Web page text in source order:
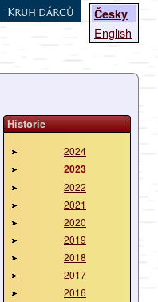
Česky
English
Kruh dárců
Historie
2024
2023
2022
2021
2020
2019
2018
2017
2016